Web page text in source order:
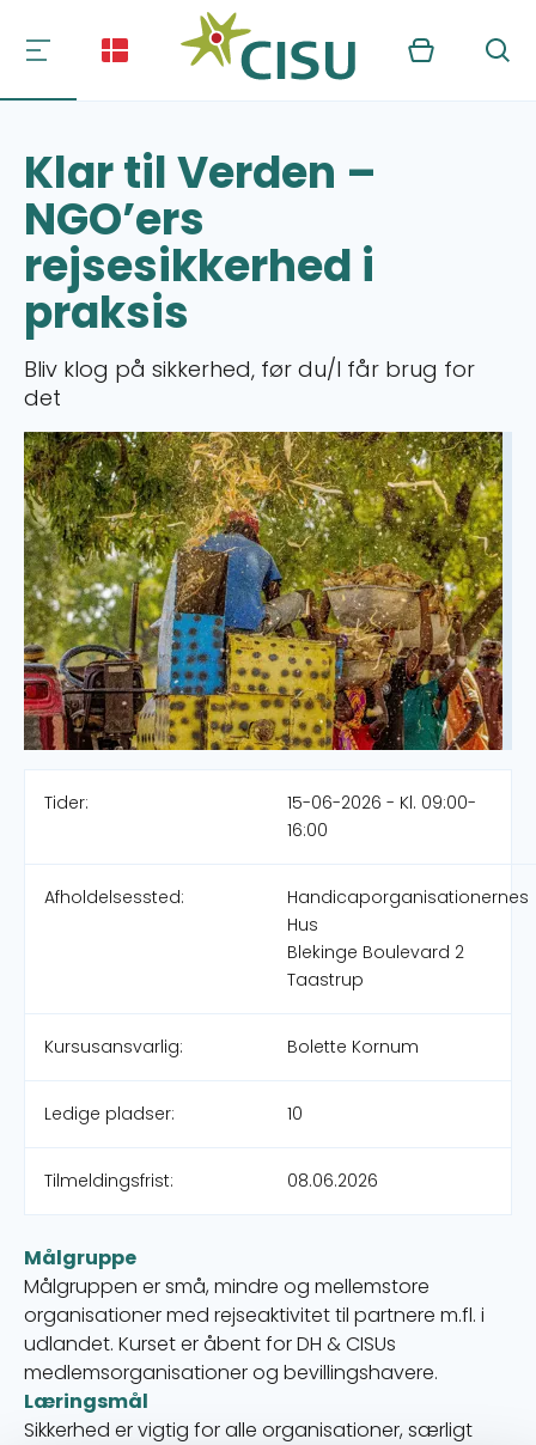
Kurv Søg
Klar til Verden –
NGO’ers
rejsesikkerhed i
praksis
Bliv klog på sikkerhed, før du/I får brug for
det
Tider:
15-06-2026 - Kl. 09:00-
16:00
Afholdelsessted:
Handicaporganisationernes
Hus
Blekinge Boulevard 2
Taastrup
Kursusansvarlig: Bolette Kornum
Ledige pladser: 10
Tilmeldingsfrist: 08.06.2026
Målgruppe
Målgruppen er små, mindre og mellemstore
organisationer med rejseaktivitet til partnere m.fl. i
udlandet. Kurset er åbent for DH & CISUs
medlemsorganisationer og bevillingshavere.
Læringsmål
Sikkerhed er vigtig for alle organisationer, særligt